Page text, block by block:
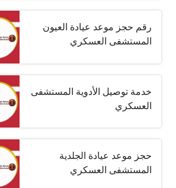
رقم حجز موعد عيادة العيون
المستشفى العسكري
خدمة توصيل الأدوية المستشفى
العسكري
حجز موعد عيادة الجلدية
المستشفى العسكري